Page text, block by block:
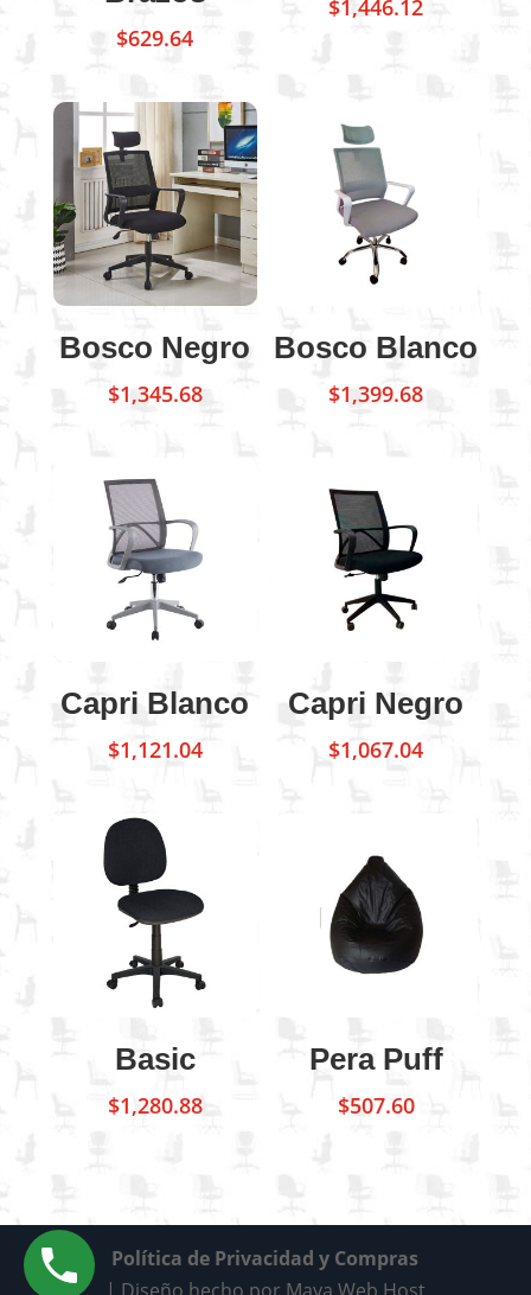
$629.64
$1,446.12
Bosco Negro
$1,345.68
Bosco Blanco
$1,399.68
Capri Blanco
$1,121.04
Capri Negro
$1,067.04
Basic
$1,280.88
Pera Puff
$507.60
Política de Privacidad y Compras